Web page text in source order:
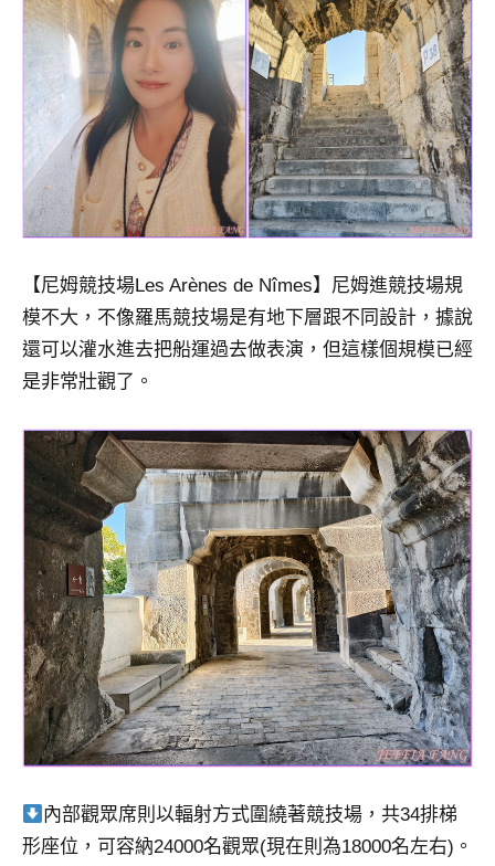
【尼姆競技場Les Arènes de Nîmes】尼姆進競技場規
模不大，不像羅馬競技場是有地下層跟不同設計，據說
還可以灌水進去把船運過去做表演，但這樣個規模已經
是非常壯觀了。
內部觀眾席則以輻射方式圍繞著競技場，共34排梯
形座位，可容納24000名觀眾(現在則為18000名左右)。